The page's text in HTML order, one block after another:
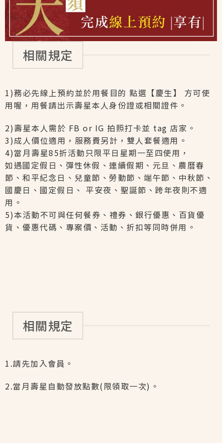
相關規定
1)務必先線上預約並於用餐目的 點選【慶生】 方可使
用喔，用餐請出示壽星本人身份證或相關證件。
2)壽星本人需於 FB or IG 拍照打卡並 tag 店家。
3)成人價位適用，服務費另計，雙人套餐適用。
4)當月壽星85折活動只限平日星期一至四使用，
如遇國定假日、彈性休假、連續假期、元旦、農曆春
節、和平紀念日、兒童節、勞動節、端午節、中秋節、
國慶日、國定假日、 平安夜、聖誕節、跨年夜則不適
用。
5)本活動不可與任何餐券、禮券、銀行優惠、百貨優
貨、優惠代碼、專案價、活動、折扣等同時併用。
相關規定
1.請先加入會員。
2.當月壽星自動發放點數(限領取一次)。